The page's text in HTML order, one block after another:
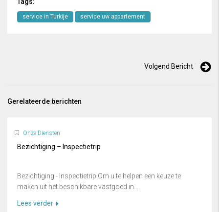
service in Turkije service uw appartement
Volgend Bericht
Gerelateerde berichten
Onze Diensten
Bezichtiging – Inspectietrip
Bezichtiging - Inspectietrip Om u te helpen een keuze te
maken uit het beschikbare vastgoed in...
Lees verder